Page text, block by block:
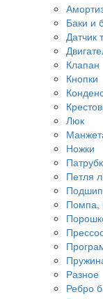
Баки и
Датчик
Клапан
Кнопки
Люк
Ножки
Петля
Помпа,
Разное
Ребро